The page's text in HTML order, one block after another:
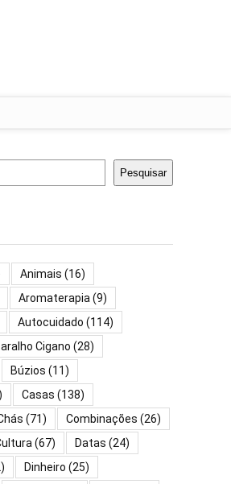
Pesquisar
Animais (16)
Aromaterapia(9)
Autocuidado (114)
Cigano (28)
Búzios (11)
Casas (138)
(71) Combinações (26)
(67) Datas (24)
Dinheiro (25)